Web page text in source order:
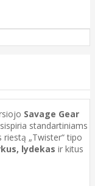
Savage Gear
standartiniams
„Twister“ tipo
lydekas ir kitus